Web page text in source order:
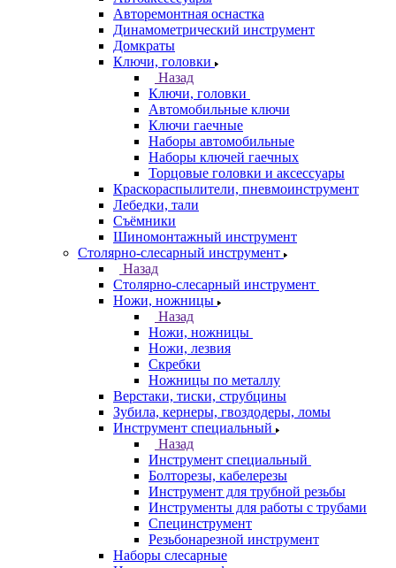
Авторемонтная оснастка
Динамометрический инструмент
Домкраты
Ключи, головки
Назад
Ключи, головки
Автомобильные ключи
Ключи гаечные
Наборы автомобильные
Наборы ключей гаечных
Торцовые головки и аксессуары
Краскораспылители, пневмоинструмент
Лебедки, тали
Съёмники
Шиномонтажный инструмент
Столярно-слесарный инструмент
Назад
Столярно-слесарный инструмент
Ножи, ножницы
Назад
Ножи, ножницы
Ножи, лезвия
Скребки
Ножницы по металлу
Верстаки, тиски, струбцины
Зубила, кернеры, гвоздодеры, ломы
Инструмент специальный
Назад
Инструмент специальный
Болторезы, кабелерезы
Инструмент для трубной резьбы
Инструменты для работы с трубами
Специнструмент
Резьбонарезной инструмент
Наборы слесарные